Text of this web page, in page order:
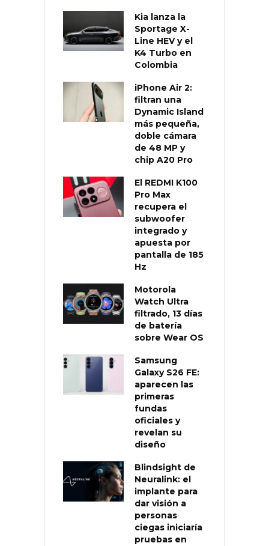
Kia lanza la
Sportage X-
Line HEV y el
K4 Turbo en
Colombia
iPhone Air 2:
filtran una
Dynamic Island
más pequeña,
doble cámara
de 48 MP y
chip A20 Pro
El REDMI K100
Pro Max
recupera el
subwoofer
integrado y
apuesta por
pantalla de 185
Hz
Motorola
Watch Ultra
filtrado, 13 días
de batería
sobre Wear OS
Samsung
Galaxy S26 FE:
aparecen las
primeras
fundas
oficiales y
revelan su
diseño
Blindsight de
Neuralink: el
implante para
dar visión a
personas
ciegas iniciaría
pruebas en